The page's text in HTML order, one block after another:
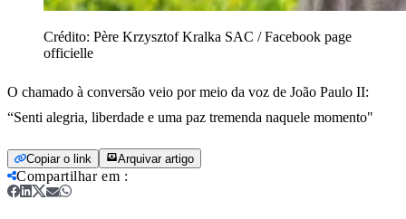
Crédito: Père Krzysztof Kralka SAC / Facebook page
officielle
O chamado à conversão veio por meio da voz de João Paulo II:
“Senti alegria, liberdade e uma paz tremenda naquele momento"
Copiar o link Arquivar artigo
Compartilhar em :